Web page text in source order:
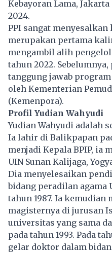
Kebayoran Lama, Jakarta
2024.
PPI sangat
merupakan pertama
mengambil alih
tahun 2022.
tanggung jawab
oleh Kementerian
(Kemenpora).
Profil Yudian Wahyudi
Yudian Wahyudi adalah
Ia lahir di Balikpapan
menjadi Kepala BPIP, ia
UIN Sunan Kalijaga,
Dia menyelesaikan
bidang peradilan agama
tahun 1987. Ia kemudian
magisternya di jurusan
universitas yang sama
pada tahun 1993. Pada
gelar doktor dalam